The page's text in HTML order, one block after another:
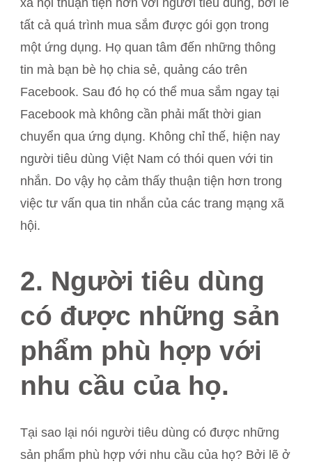
xã hội thuận tiện hơn với người tiêu dùng, bởi lẽ
tất cả quá trình mua sắm được gói gọn trong
một ứng dụng. Họ quan tâm đến những thông
tin mà bạn bè họ chia sẻ, quảng cáo trên
Facebook. Sau đó họ có thể mua sắm ngay tại
Facebook mà không cần phải mất thời gian
chuyển qua ứng dụng. Không chỉ thế, hiện nay
người tiêu dùng Việt Nam có thói quen với tin
nhắn. Do vậy họ cảm thấy thuận tiện hơn trong
việc tư vấn qua tin nhắn của các trang mạng xã
hội.
2. Người tiêu dùng
có được những sản
phẩm phù hợp với
nhu cầu của họ.
Tại sao lại nói người tiêu dùng có được những
sản phẩm phù hợp với nhu cầu của họ? Bởi lẽ ở